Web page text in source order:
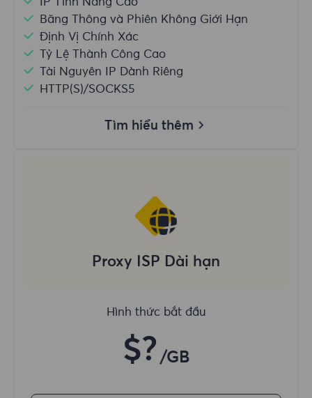
Băng Thông và Phiên Không Giới Hạn
Định Vị Chính Xác
Tỷ Lệ Thành Công Cao
Tài Nguyên IP Dành Riêng
HTTP(S)/SOCKS5
Tìm hiểu thêm
Proxy ISP Dài hạn
Hình thức bắt đầu
$? /GB